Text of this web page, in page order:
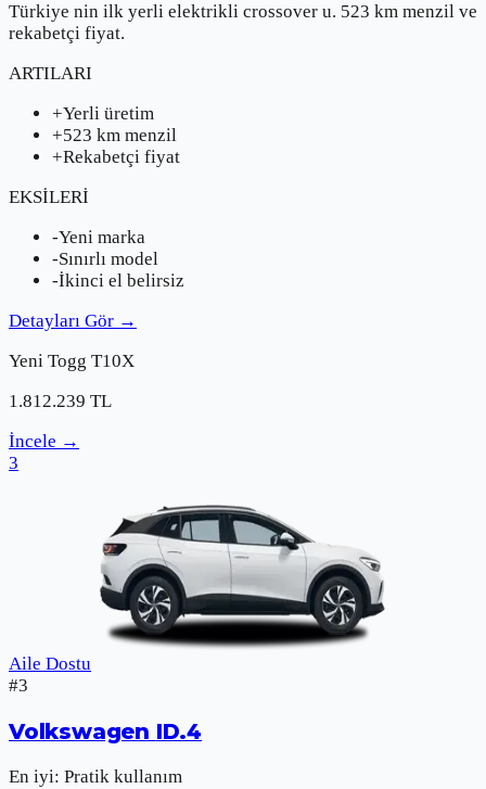
Türkiye nin ilk yerli elektrikli crossover u. 523 km menzil ve
rekabetçi fiyat.
ARTILARI
+Yerli üretim
+523 km menzil
+Rekabetçi fiyat
EKSİLERİ
-Yeni marka
-Sınırlı model
-İkinci el belirsiz
Detayları Gör →
Yeni Togg T10X
1.812.239 TL
İncele →
3
Aile Dostu
#3
Volkswagen ID.4
En iyi: Pratik kullanım